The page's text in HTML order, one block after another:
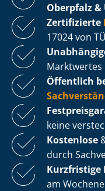
Oberpfalz &
Zertifizierte
17024 von
Marktwertes
Öffentlich
keine
Kostenlose
durch
Kurzfristige
am